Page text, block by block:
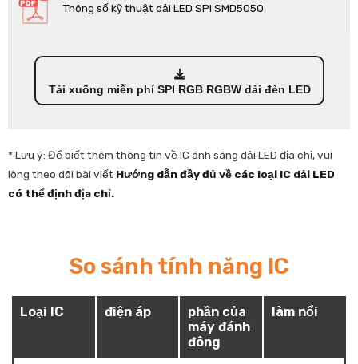
Thông số kỹ thuật dải LED SPI SMD5050
Tải xuống miễn phí SPI RGB RGBW dải đèn LED
* Lưu ý: Để biết thêm thông tin về IC ánh sáng dải LED địa chỉ, vui
lòng theo dõi bài viết Hướng dẫn đầy đủ về các loại IC dải LED
có thể định địa chỉ.
So sánh tính năng IC
Loại IC điện áp
phần của
máy đánh
đông
làm nổi